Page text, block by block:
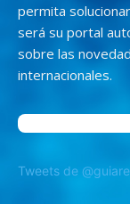
permita
será su portal
sobre las
internacionales.
Tweets de